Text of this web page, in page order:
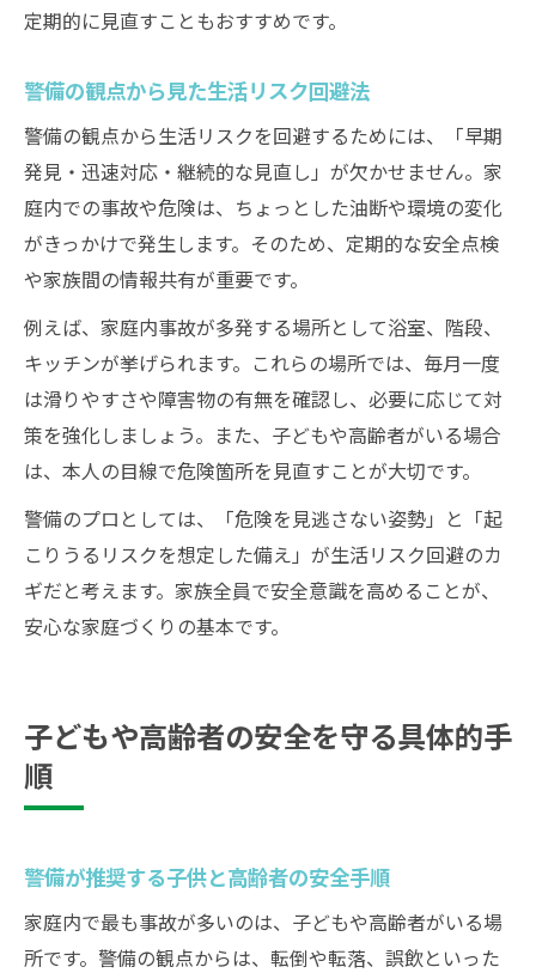
定期的に見直すこともおすすめです。
警備の観点から見た生活リスク回避法
警備の観点から生活リスクを回避するためには、「早期
発見・迅速対応・継続的な見直し」が欠かせません。家
庭内での事故や危険は、ちょっとした油断や環境の変化
がきっかけで発生します。そのため、定期的な安全点検
や家族間の情報共有が重要です。
例えば、家庭内事故が多発する場所として浴室、階段、
キッチンが挙げられます。これらの場所では、毎月一度
は滑りやすさや障害物の有無を確認し、必要に応じて対
策を強化しましょう。また、子どもや高齢者がいる場合
は、本人の目線で危険箇所を見直すことが大切です。
警備のプロとしては、「危険を見逃さない姿勢」と「起
こりうるリスクを想定した備え」が生活リスク回避のカ
ギだと考えます。家族全員で安全意識を高めることが、
安心な家庭づくりの基本です。
子どもや高齢者の安全を守る具体的手
順
警備が推奨する子供と高齢者の安全手順
家庭内で最も事故が多いのは、子どもや高齢者がいる場
所です。警備の観点からは、転倒や転落、誤飲といった